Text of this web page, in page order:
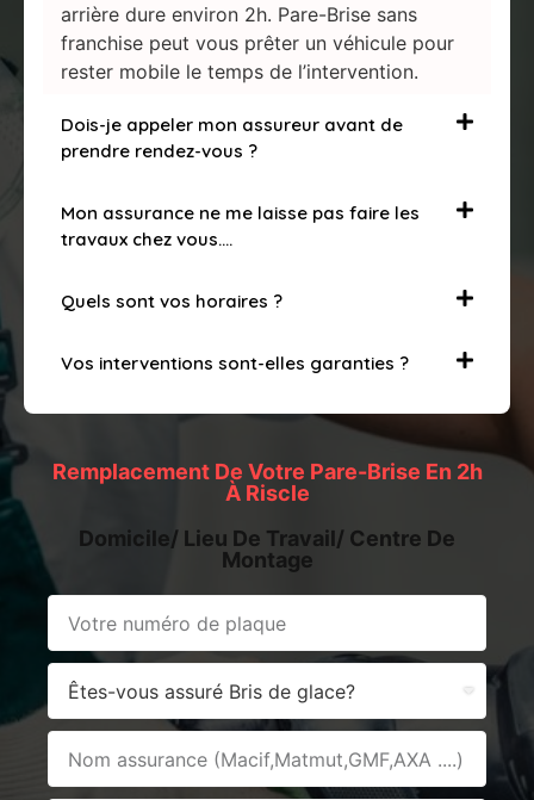
arrière dure environ 2h. Pare-Brise sans
franchise peut vous prêter un véhicule pour
rester mobile le temps de l’intervention.
Dois-je appeler mon assureur avant de
prendre rendez-vous ?
Mon assurance ne me laisse pas faire les
travaux chez vous….
Quels sont vos horaires ?
Vos interventions sont-elles garanties ?
Remplacement De Votre Pare-Brise En 2h
À Riscle
Domicile/ Lieu De Travail/ Centre De
Montage